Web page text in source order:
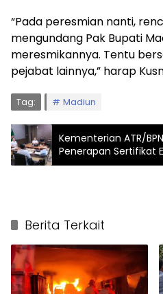
“Pada peresmian nanti,
mengundang Pak Bupati
meresmikannya. Tentu
pejabat lainnya,” harap
Tag: Madiun
Kementerian ATR/
Penerapan Sertifikat
INA Digital
Berita Terkait